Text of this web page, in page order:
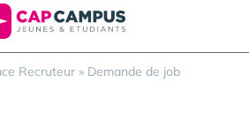
Recruteur » Demande de job